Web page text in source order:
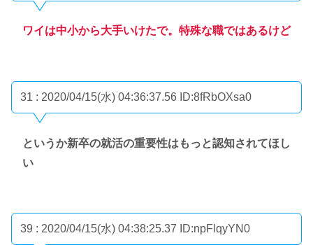
ワイは中小から大手いけたで。特殊な職ではあるけど
31 : 2020/04/15(水) 04:36:37.56 ID:8fRbOXsa0
というか新卒の就活の重要性はもっと認知されてほし
い
39 : 2020/04/15(水) 04:38:25.37 ID:npFlqyYN0